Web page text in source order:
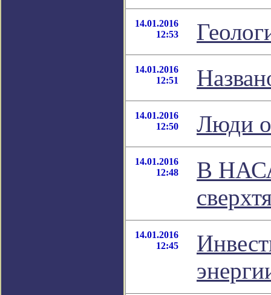
14.01.2016
12:53
14.01.2016
12:51
14.01.2016
12:50
Люди
14.01.2016
12:48
В НАСА
14.01.2016
12:45